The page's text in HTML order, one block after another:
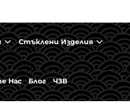
Стъклени Изделия
Нас Блог ЧЗВ